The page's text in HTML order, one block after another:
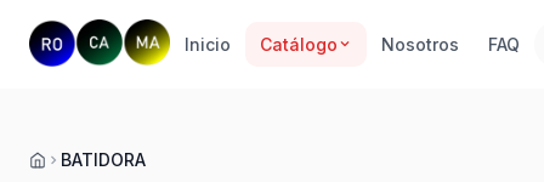
Inicio Catálogo Nosotros FAQ
Inicio
BATIDORA